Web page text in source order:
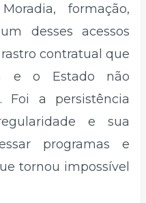
formação,
desses acessos
contratual que
e o Estado não
Foi a persistência
e sua
programas e
tornou impossível